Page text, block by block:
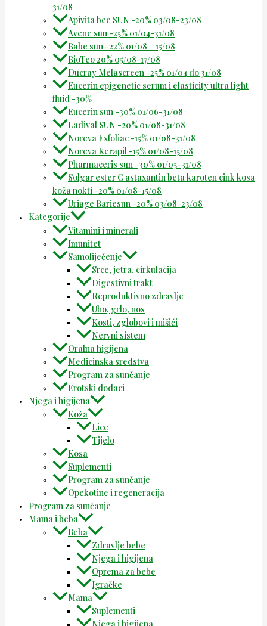
31/08
Apivita bee SUN -20% 03/08-23/08
Avene sun -25% 01/04-31/08
Babe sun -22% 01/08 – 15/08
BioTeo 20% 05/08-17/08
Ducray Melascreen -25% 01/04 do 31/08
Eucerin epigenetic serum i elasticity ultra light
fluid -30%
Eucerin sun -30% 01/06-31/08
Ladival SUN -20% 01/08-31/08
Noreva Exfoliac -15% 01/08-31/08
Noreva Kerapil -15% 01/08-15/08
Pharmaceris sun -30% 01/05-31/08
Solgar ester C astaxantin beta karoten cink kosa
koža nokti -20% 01/08-15/08
Uriage Bariesun -20% 03/08-23/08
Kategorije
Vitamini i minerali
Imunitet
Samoliječenje
Srce, jetra, cirkulacija
Digestivni trakt
Reproduktivno zdravlje
Uho, grlo, nos
Kosti, zglobovi i mišići
Nervni sistem
Oralna higijena
Medicinska sredstva
Program za sunčanje
Erotski dodaci
Njega i higijena
Koža
Lice
Tijelo
Kosa
Suplementi
Program za sunčanje
Opekotine i regeneracija
Program za sunčanje
Mama i beba
Beba
Zdravlje bebe
Njega i higijena
Oprema za bebe
Igračke
Mama
Suplementi